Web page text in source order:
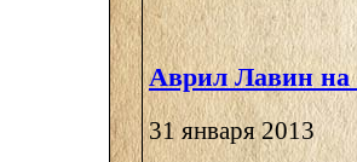
Аврил Лавин
31 января 2013